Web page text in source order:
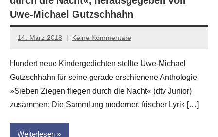
Uwe-Michael Gutzschhahn
14. März 2018
Anton
Leitner
Keine Kommentare
Hundert neue Kindergedichten stellte Uwe-Michael
Gutzschhahn für seine gerade erschienene Anthologie
»Sieben Ziegen fliegen durch die Nacht« (dtv Junior)
zusammen: Die Sammlung moderner, frischer Lyrik […]
Weiterlesen